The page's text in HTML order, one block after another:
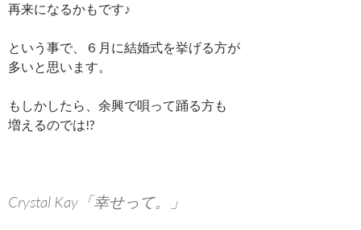
再来になるかもです♪
という事で、６月に結婚式を挙げる方が
多いと思います。
もしかしたら、余興で唄って踊る方も
増えるのでは!?
Crystal Kay「幸せって。」